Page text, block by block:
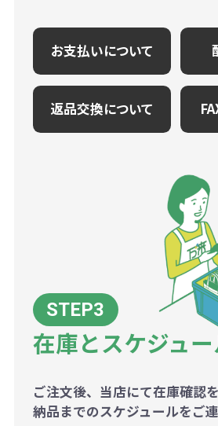
お支払いについて
返品交換について
在庫とスケジュ
ご注文後、当店にて在庫確認を
納品までのスケジュールをご連